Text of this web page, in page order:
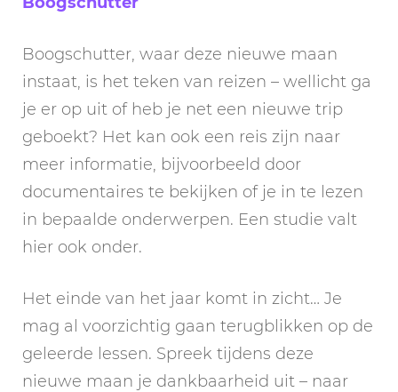
Boogschutter, waar deze nieuwe maan
instaat, is het teken van reizen – wellicht ga
je er op uit of heb je net een nieuwe trip
geboekt? Het kan ook een reis zijn naar
meer informatie, bijvoorbeeld door
documentaires te bekijken of je in te lezen
in bepaalde onderwerpen. Een studie valt
hier ook onder.
Het einde van het jaar komt in zicht… Je
mag al voorzichtig gaan terugblikken op de
geleerde lessen. Spreek tijdens deze
nieuwe maan je dankbaarheid uit – naar